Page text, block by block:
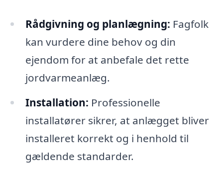
Rådgivning og planlægning: Fagfolk
kan vurdere dine behov og din
ejendom for at anbefale det rette
jordvarmeanlæg.
Installation: Professionelle
installatører sikrer, at anlægget bliver
installeret korrekt og i henhold til
gældende standarder.